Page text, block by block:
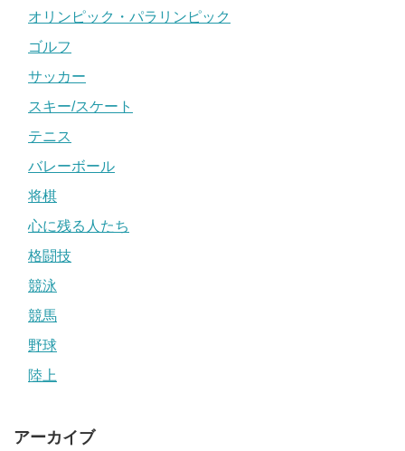
オリンピック・パラリンピック
ゴルフ
サッカー
スキー/スケート
テニス
バレーボール
将棋
心に残る人たち
格闘技
競泳
競馬
野球
陸上
アーカイブ